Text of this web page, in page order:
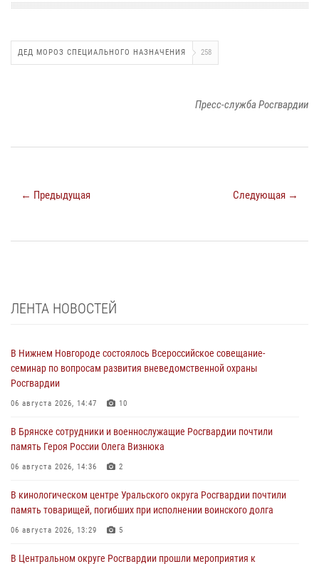
ДЕД МОРОЗ СПЕЦИАЛЬНОГО НАЗНАЧЕНИЯ 258
Пресс-служба Росгвардии
← Предыдущая Следующая →
ЛЕНТА НОВОСТЕЙ
В Нижнем Новгороде состоялось Всероссийское совещание-
семинар по вопросам развития вневедомственной охраны
Росгвардии
06 августа 2026, 14:47 10
В Брянске сотрудники и военнослужащие Росгвардии почтили
память Героя России Олега Визнюка
06 августа 2026, 14:36 2
В кинологическом центре Уральского округа Росгвардии почтили
память товарищей, погибших при исполнении воинского долга
06 августа 2026, 13:29 5
В Центральном округе Росгвардии прошли мероприятия к